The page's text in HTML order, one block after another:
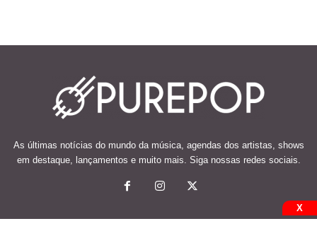
As últimas notícias do mundo da música, agendas dos artistas, shows
em destaque, lançamentos e muito mais. Siga nossas redes sociais.
X